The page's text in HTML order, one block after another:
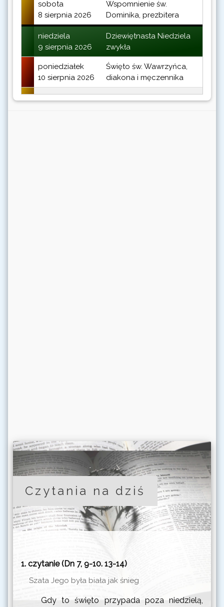
sobota
8 sierpnia 2026
Wspomnienie św.
Dominika, prezbitera
niedziela
9 sierpnia 2026
Dziewiętnasta Niedziela
zwykła
poniedziałek
10 sierpnia 2026
Święto św. Wawrzyńca,
diakona i męczennika
wtorek
Wspomnienie św. Klary,
19 sierpnia 2026
wspomnienie św. Jana
Eudesa, prezbitera
czwartek
Wspomnienie św.
Bernarda, opata i doktora
Kościoła
piątek
21 sierpnia 2026
Wspomnienie św. Piusa X,
papieża
Królowej
niedziela
23 sierpnia 2026
Dwudziesta Pierwsza
Niedziela zwykła
Czytania na dziś
1. czytanie (Dn 7, 9-10. 13-14)
Szata Jego była biała jak śnieg
Gdy to święto przypada poza niedzielą,